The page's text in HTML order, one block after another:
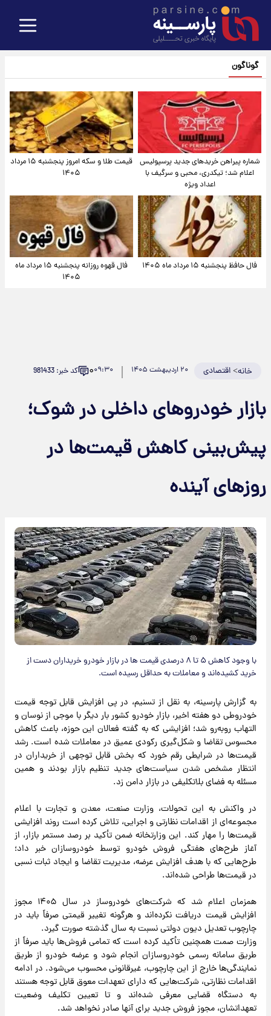
گوناگون
شماره پیراهن خریدهای جدید پرسپولیس
اعلام شد؛ تیکدری، محبی و سرگیف با
اعداد ویژه
قیمت طلا و سکه امروز پنجشنبه ۱۵ مرداد
۱۴۰۵
فال حافظ پنجشنبه ۱۵ مرداد ماه ۱۴۰۵
فال قهوه روزانه پنجشنبه ۱۵ مرداد ماه
۱۴۰۵
خانه>اقتصادی ۲۰ اردیبهشت ۱۴۰۵ ۰۹:۳۰۰ کد خبر: 981433
بازار خودروهای داخلی در شوک؛
پیش‌بینی کاهش قیمت‌ها در
روزهای آینده
با وجود کاهش ۵ تا ۸ درصدی قیمت ها در بازار خودرو خریداران دست از
خرید کشیده‌اند و معاملات به حداقل رسیده است.
به گزارش پارسینه، به نقل از تسنیم، در پی افزایش قابل توجه قیمت
خودروطی دو هفته اخیر، بازار خودرو کشور بار دیگر با موجی از نوسان و
التهاب روبه‌رو شد؛ افزایشی که به گفته فعالان این حوزه، باعث کاهش
محسوس تقاضا و شکل‌گیری رکودی عمیق در معاملات شده است. رشد
قیمت‌ها در شرایطی رقم خورد که بخش قابل توجهی از خریداران در
انتظار مشخص شدن سیاست‌های جدید تنظیم بازار بودند و همین
مسئله به فضای بلاتکلیفی در بازار دامن زد.
در واکنش به این تحولات، وزارت صنعت، معدن و تجارت با اعلام
مجموعه‌ای از اقدامات نظارتی و اجرایی، تلاش کرده است روند افزایشی
قیمت‌ها را مهار کند. این وزارتخانه ضمن تأکید بر رصد مستمر بازار، از
آغاز طرح‌های هفتگی فروش خودرو توسط خودروسازان خبر داد؛
طرح‌هایی که با هدف افزایش عرضه، مدیریت تقاضا و ایجاد ثبات نسبی
در قیمت‌ها طراحی شده‌اند.
همزمان اعلام شد که شرکت‌های خودروساز در سال ۱۴۰۵ مجوز
افزایش قیمت دریافت نکرده‌اند و هرگونه تغییر قیمتی صرفاً باید در
چارچوب تعدیل دیون دولتی نسبت به سال گذشته صورت گیرد.
وزارت صمت همچنین تأکید کرده است که تمامی فروش‌ها باید صرفاً از
طریق سامانه رسمی خودروسازان انجام شود و عرضه خودرو از طریق
نمایندگی‌ها خارج از این چارچوب، غیرقانونی محسوب می‌شود. در ادامه
اقدامات نظارتی، شرکت‌هایی که دارای تعهدات معوق قابل توجه هستند
به دستگاه قضایی معرفی شده‌اند و تا تعیین تکلیف وضعیت
تعهداتشان، مجوز فروش جدید برای آنها صادر نخواهد شد.